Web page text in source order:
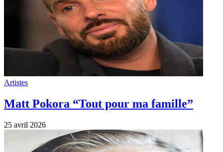
Artistes
Matt Pokora “Tout pour ma famille”
25 avril 2026